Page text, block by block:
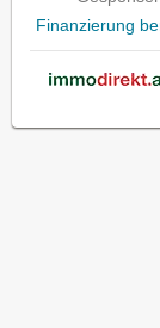
Finanzierung